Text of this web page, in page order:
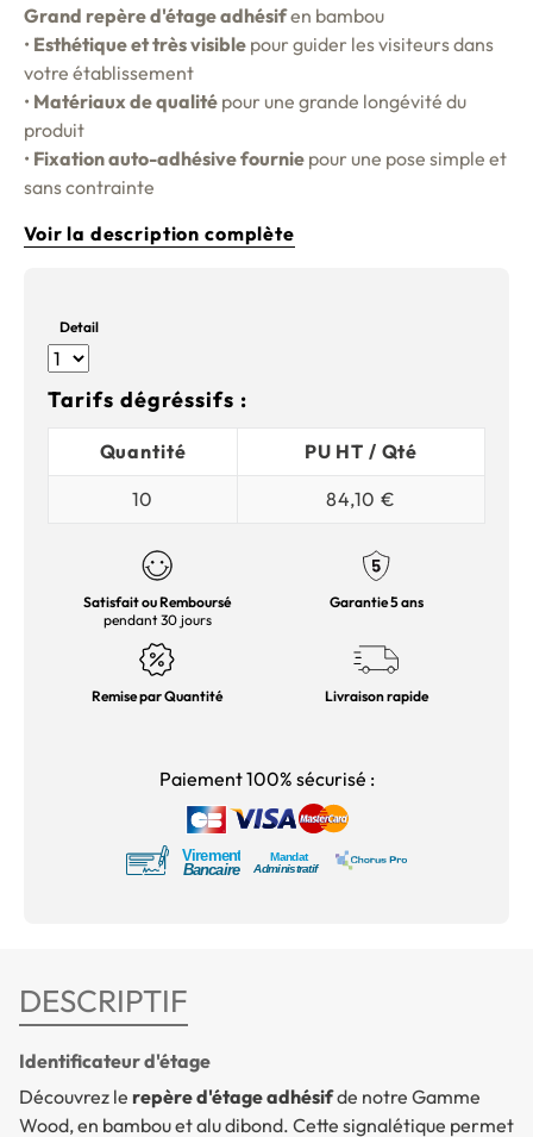
Grand repère d'étage adhésifen bambou
• Esthétique et très visible pour guider les visiteurs dans
votre établissement
• Matériaux de qualité pour une grande longévité du
produit
• Fixation auto-adhésive fournie pour une pose simple et
sans contrainte
Voir la description complète
Detail
Tarifs dégréssifs :
Quantité
PU HT / Qté
10
84,10 €
Satisfait ou Remboursé
pendant 30 jours
Garantie 5 ans
Remise par Quantité Livraison rapide
Paiement 100% sécurisé :
DESCRIPTIF
Identificateur d'étage
Découvrez le repère d'étage adhésifde notre Gamme
Wood, en bambou et alu dibond. Cette signalétique permet